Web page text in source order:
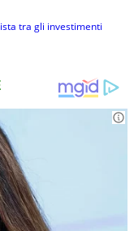
tra gli investimenti